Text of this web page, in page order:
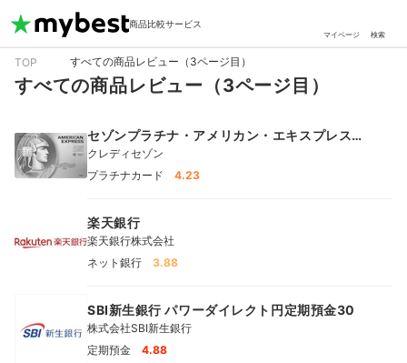
商品比較サービス
マイページ 検索
TOP すべての商品レビュー（3ページ目）
すべての商品レビュー（3ページ目）
セゾンプラチナ・アメリカン・エキスプレス
®︎・カード
クレディセゾン
プラチナカード
4.23
楽天銀行
楽天銀行株式会社
ネット銀行
3.88
SBI新生銀行 パワーダイレクト円定期預金30
株式会社SBI新生銀行
定期預金
4.88